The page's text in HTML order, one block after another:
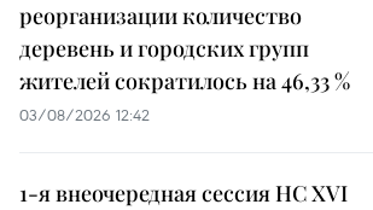
реорганизации количество
деревень и городских групп
жителей сократилось на 46,33 %
03/08/2026 12:42
1-я внеочередная сессия НС XVI